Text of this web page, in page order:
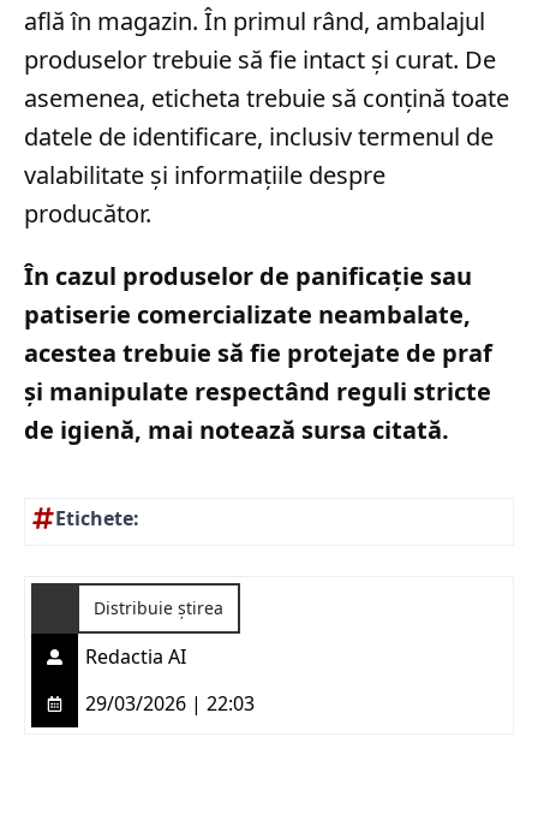
află în magazin. În primul rând, ambalajul
produselor trebuie să fie intact și curat. De
asemenea, eticheta trebuie să conțină toate
datele de identificare, inclusiv termenul de
valabilitate și informațiile despre
producător.
În cazul produselor de panificație sau
patiserie comercializate neambalate,
acestea trebuie să fie protejate de praf
și manipulate respectând reguli stricte
de igienă, mai notează sursa citată.
Etichete:
Distribuie știrea
Redactia AI
29/03/2026 | 22:03